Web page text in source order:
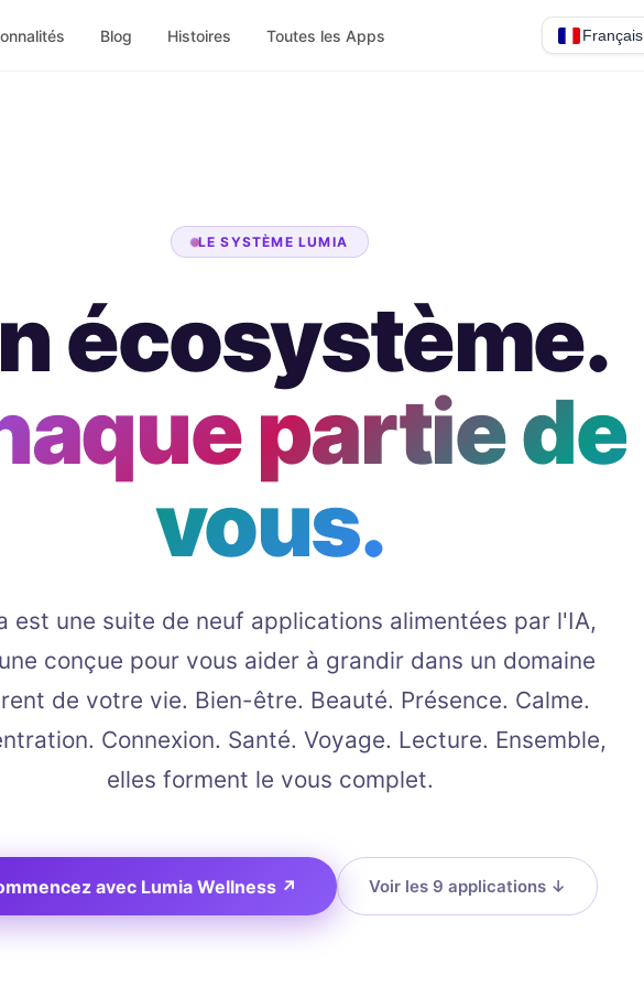
Blog Histoires Toutes les Apps Français
LE SYSTÈME LUMIA
écosystème.
partie de
vous.
est une suite de neuf applications alimentées par l'IA,
conçue pour vous aider à grandir dans un domaine
de votre vie. Bien-être. Beauté. Présence. Calme.
Connexion. Santé. Voyage. Lecture. Ensemble,
elles forment le vous complet.
avec Lumia Wellness ↗ Voir les 9 applications ↓